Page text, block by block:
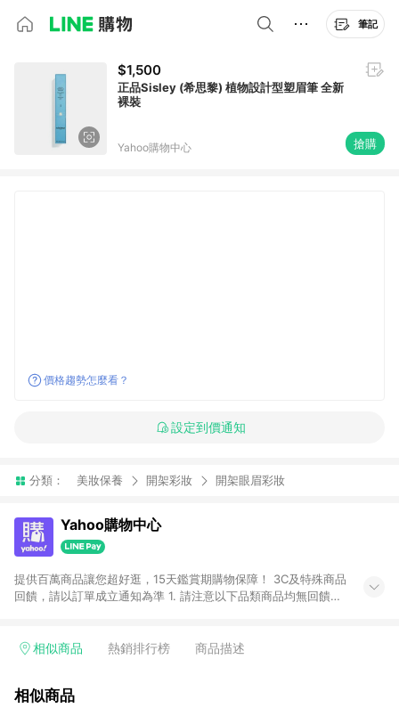
筆記
$1,500
正品Sisley (希思黎) 植物設計型塑眉筆 全新
裸裝
Yahoo購物中心 搶購
價格趨勢怎麼看？
設定到價通知
分類： 美妝保養 開架彩妝 開架眼眉彩妝
Yahoo購物中心
提供百萬商品讓您超好逛，15天鑑賞期購物保障！ 3C及特殊商品
回饋，請以訂單成立通知為準 1. 請注意以下品類商品均無回饋：
電玩/遊戲/相機/單眼/鏡頭/拍立得 [2024/6/1起適用] -內接硬
的購回饋活動享Yahoo超贈點回饋者 - 購物中心商店之商品：商
相似商品 熱銷排行榜 商品描述
相似商品